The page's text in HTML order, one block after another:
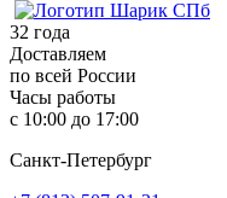
32 года
Доставляем
по всей России
Часы работы
с 10:00 до 17:00
Санкт-Петербург